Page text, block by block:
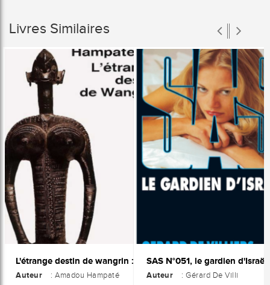
Livres Similaires
L'étrange destin de wangrin : ou les Roueries d'un interprète africain
Auteur : Amadou Hampaté
SAS N°051, le gardien d'Israël
Auteur : Gérard De Villi